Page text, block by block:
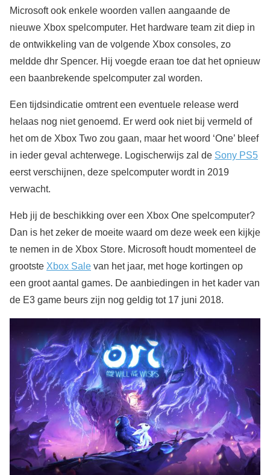
Microsoft ook enkele woorden vallen aangaande de
nieuwe Xbox spelcomputer. Het hardware team zit diep in
de ontwikkeling van de volgende Xbox consoles, zo
meldde dhr Spencer. Hij voegde eraan toe dat het opnieuw
een baanbrekende spelcomputer zal worden.
Een tijdsindicatie omtrent een eventuele release werd
helaas nog niet genoemd. Er werd ook niet bij vermeld of
het om de Xbox Two zou gaan, maar het woord ‘One’ bleef
in ieder geval achterwege. Logischerwijs zal de Sony PS5
eerst verschijnen, deze spelcomputer wordt in 2019
verwacht.
Heb jij de beschikking over een Xbox One spelcomputer?
Dan is het zeker de moeite waard om deze week een kijkje
te nemen in de Xbox Store. Microsoft houdt momenteel de
grootste Xbox Sale van het jaar, met hoge kortingen op
een groot aantal games. De aanbiedingen in het kader van
de E3 game beurs zijn nog geldig tot 17 juni 2018.